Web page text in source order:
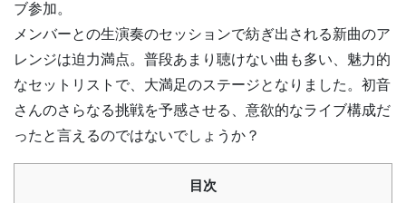
ブ参加。
メンバーとの生演奏のセッションで紡ぎ出される新曲のア
レンジは迫力満点。普段あまり聴けない曲も多い、魅力的
なセットリストで、大満足のステージとなりました。初音
さんのさらなる挑戦を予感させる、意欲的なライブ構成だ
ったと言えるのではないでしょうか？
目次